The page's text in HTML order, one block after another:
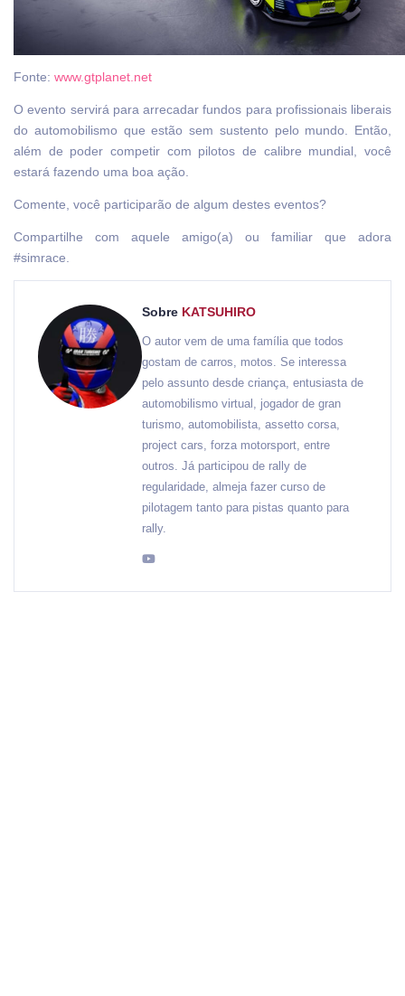
Fonte: www.gtplanet.net
O evento servirá para arrecadar fundos para profissionais liberais
do automobilismo que estão sem sustento pelo mundo. Então,
além de poder competir com pilotos de calibre mundial, você
estará fazendo uma boa ação.
Comente, você participarão de algum destes eventos?
Compartilhe com aquele amigo(a) ou familiar que adora
#simrace.
Sobre KATSUHIRO
O autor vem de uma família que todos
gostam de carros, motos. Se interessa
pelo assunto desde criança, entusiasta de
automobilismo virtual, jogador de gran
turismo, automobilista, assetto corsa,
project cars, forza motorsport, entre
outros. Já participou de rally de
regularidade, almeja fazer curso de
pilotagem tanto para pistas quanto para
rally.